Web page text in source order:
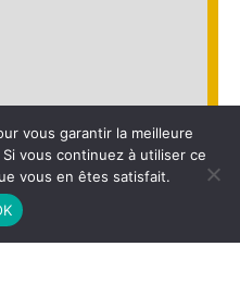
adapté par Média
conçu et hebergé par
vous garantir la meilleure
vous continuez à utiliser ce
vous en êtes satisfait.